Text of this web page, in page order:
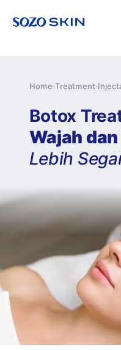
Home›Treatment›
Botox
Wajah
Lebih